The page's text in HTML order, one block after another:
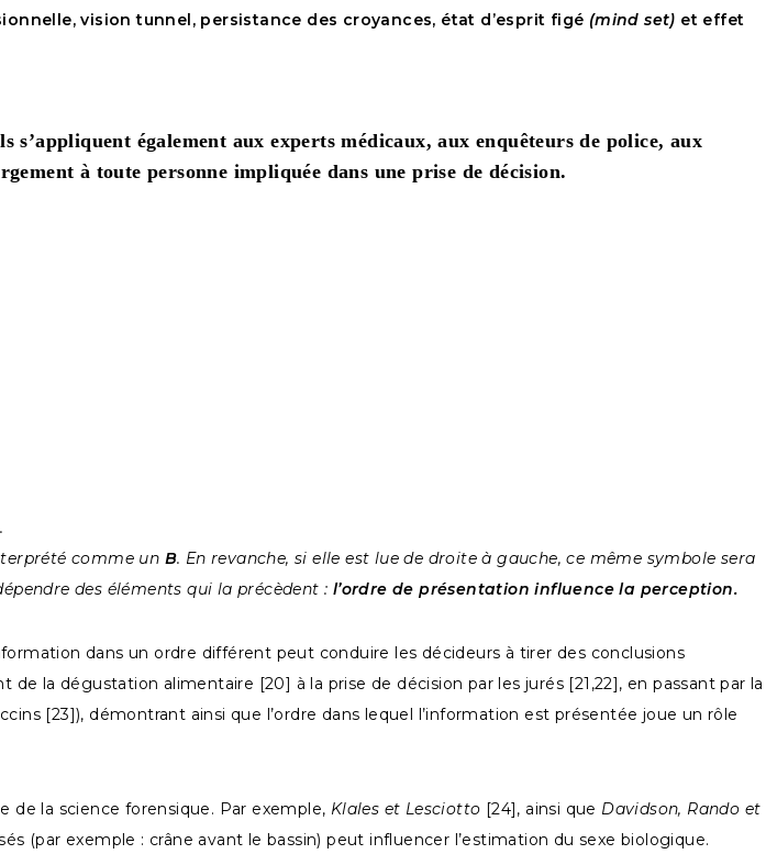
vision tunnel, persistance des croyances, état d’esprit figé (mind set) et effet
s’appliquent également aux experts médicaux, aux enquêteurs de police, aux
à toute personne impliquée dans une prise de décision.
.
comme un B. En revanche, si elle est lue de droite à gauche, ce même symbole sera
des éléments qui la précèdent : l’ordre de présentation influence la perception.
dans un ordre différent peut conduire les décideurs à tirer des conclusions
la dégustation alimentaire [20] à la prise de décision par les jurés [21,22], en passant par la
[23]), démontrant ainsi que l’ordre dans lequel l’information est présentée joue un rôle
de la science forensique. Par exemple, Klales et Lesciotto [24], ainsi que Davidson, Rando et
(par exemple : crâne avant le bassin) peut influencer l’estimation du sexe biologique.